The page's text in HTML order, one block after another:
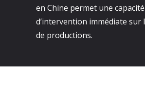
en Chine permet une capacité
d’intervention immédiate sur
de productions.